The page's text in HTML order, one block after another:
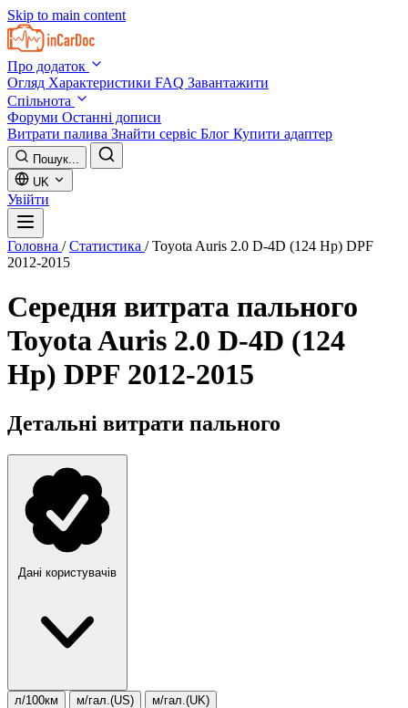
Skip to main content
Про додаток
Огляд Характеристики FAQ Завантажити
Спільнота
Форуми Останні дописи
Витрати палива Знайти сервіс Блог Купити адаптер
Пошук...
UK
Увійти
Головна / Статистика / Toyota Auris 2.0 D-4D (124 Hp) DPF
2012-2015
Середня витрата пального
Toyota Auris 2.0 D-4D (124
Hp) DPF 2012-2015
Детальні витрати пального
Дані користувачів
л/100км м/гал.(US) м/гал.(UK)